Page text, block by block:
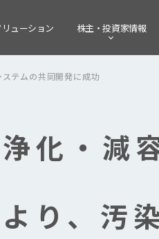
ューション 株主・投資家情報
テムの共同開発に成功
化・減
り、汚